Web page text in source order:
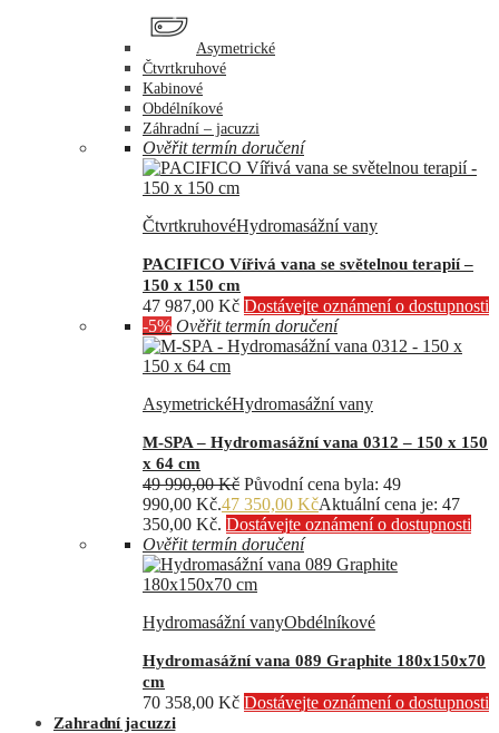
Asymetrické
Čtvrtkruhové
Kabinové
Obdélníkové
Záhradní – jacuzzi
Ověřit termín doručení
ČtvrtkruhovéHydromasážní vany
PACIFICO Vířivá vana se světelnou terapií –
150 x 150 cm
47 987,00 Kč Dostávejte oznámení o dostupnosti
-5% Ověřit termín doručení
AsymetrickéHydromasážní vany
M-SPA – Hydromasážní vana 0312 – 150 x 150
x 64 cm
49 990,00Kč Původní cena byla: 49
990,00 Kč.47 350,00 KčAktuální cena je: 47
350,00 Kč. Dostávejte oznámení o dostupnosti
Ověřit termín doručení
Hydromasážní vanyObdélníkové
Hydromasážní vana 089 Graphite 180x150x70
cm
70 358,00 Kč Dostávejte oznámení o dostupnosti
Zahradní jacuzzi